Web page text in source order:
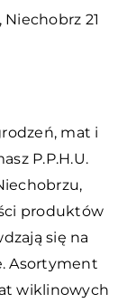
21
mat i
P.P.H.U.
produktów
się na
Asortyment
wiklinowych